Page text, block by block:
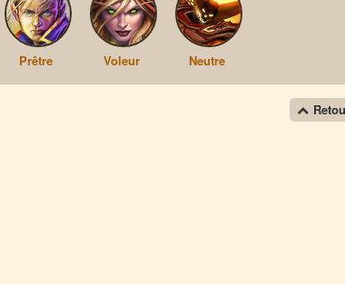
Prêtre Voleur Neutre